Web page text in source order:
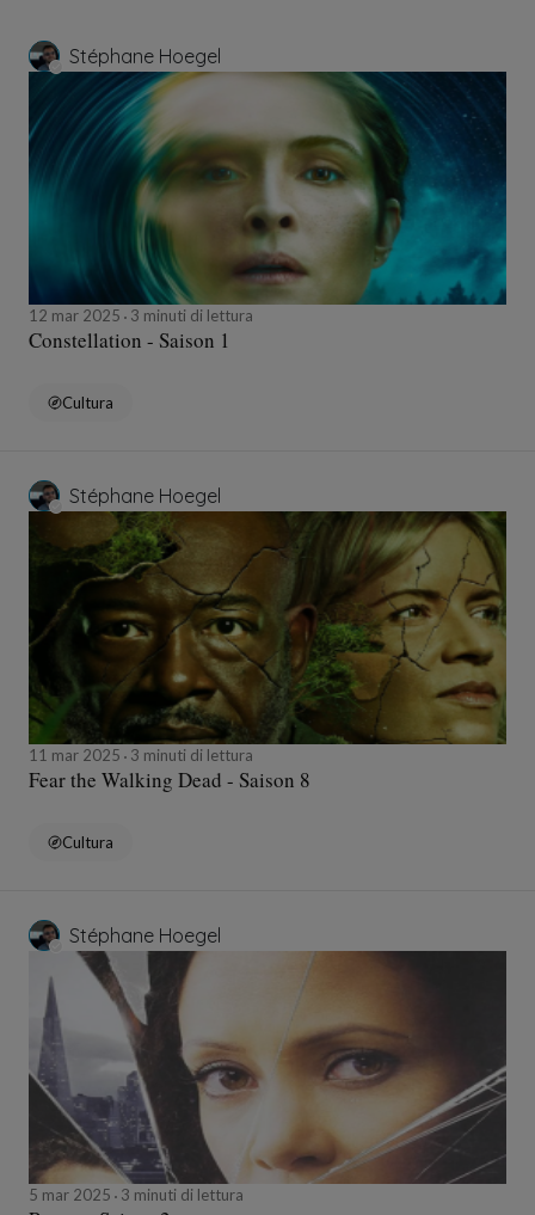
Stéphane Hoegel
12 mar 2025 3 minuti di lettura
Constellation - Saison 1
Cultura
Stéphane Hoegel
11 mar 2025 3 minuti di lettura
Fear the Walking Dead - Saison 8
Cultura
Stéphane Hoegel
5 mar 2025 3 minuti di lettura